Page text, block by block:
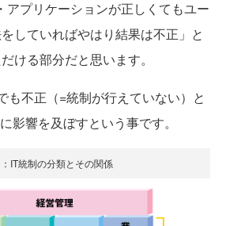
アプリケーションが正しくてもユー
していればやはり結果は不正」と
ける部分だと思います。
不正（=統制が行えていない）と
影響を及ぼすという事です。
IT統制の分類とその関係